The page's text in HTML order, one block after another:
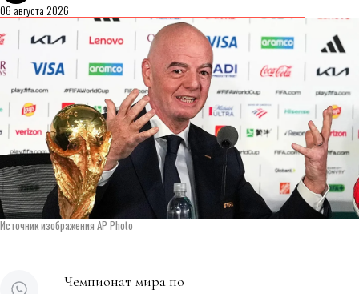
06 августа 2026
Источник изображения AP Photo
Чемпионат мира по